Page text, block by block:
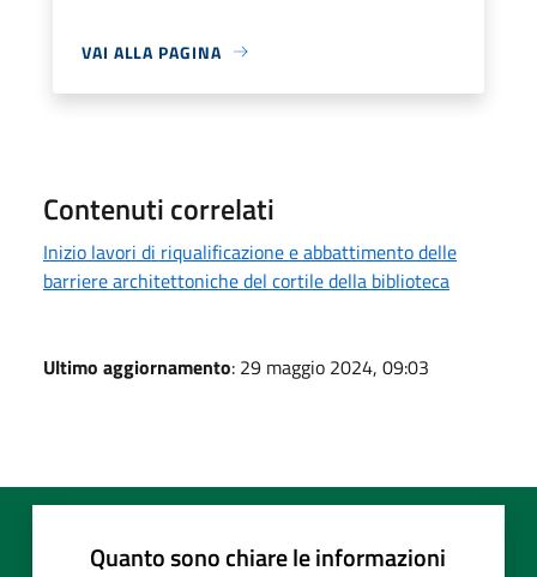
VAI ALLA PAGINA
Contenuti correlati
Inizio lavori di riqualificazione e abbattimento delle
barriere architettoniche del cortile della biblioteca
Ultimo aggiornamento: 29 maggio 2024, 09:03
Quanto sono chiare le informazioni